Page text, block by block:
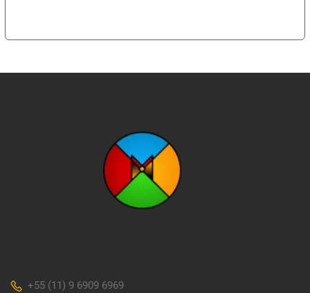
+55 (11) 9 6909 6969